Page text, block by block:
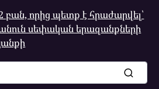
բան, որից պետք է հրաժարվել՝
սեփական երազանքների